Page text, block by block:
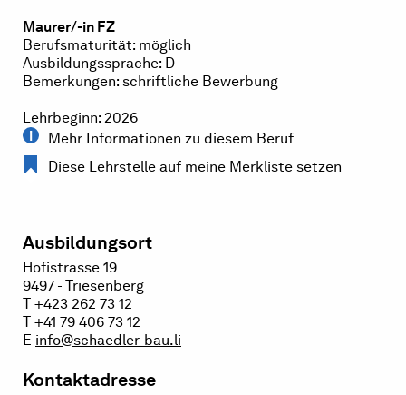
Maurer/-in FZ
Berufsmaturität: möglich
Ausbildungssprache: D
Bemerkungen: schriftliche Bewerbung
Lehrbeginn: 2026
Mehr Informationen zu diesem Beruf
Diese Lehrstelle auf meine Merkliste setzen
Ausbildungsort
Hofistrasse 19
9497 - Triesenberg
T +423 262 73 12
T +41 79 406 73 12
E info@schaedler-bau.li
Kontaktadresse